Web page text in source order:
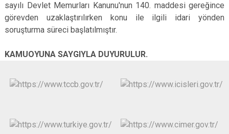
sayılı Devlet Memurları Kanunu'nun 140. maddesi gereğince
görevden uzaklaştırılırken konu ile ilgili idari yönden
soruşturma süreci başlatılmıştır.
KAMUOYUNA SAYGIYLA DUYURULUR.